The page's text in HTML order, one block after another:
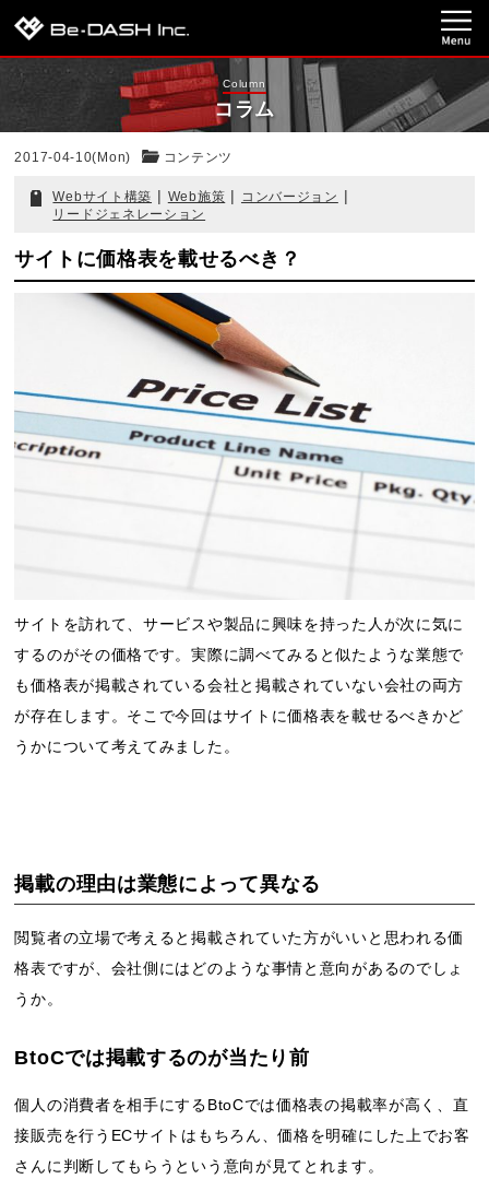
Column
コラム
2017-04-10(Mon) コンテンツ
Webサイト構築 | Web施策 | コンバージョン |
リードジェネレーション
サイトに価格表を載せるべき？
サイトを訪れて、サービスや製品に興味を持った人が次に気に
するのがその価格です。実際に調べてみると似たような業態で
も価格表が掲載されている会社と掲載されていない会社の両方
が存在します。そこで今回はサイトに価格表を載せるべきかど
うかについて考えてみました。
掲載の理由は業態によって異なる
閲覧者の立場で考えると掲載されていた方がいいと思われる価
格表ですが、会社側にはどのような事情と意向があるのでしょ
うか。
BtoCでは掲載するのが当たり前
個人の消費者を相手にするBtoCでは価格表の掲載率が高く、直
接販売を行うECサイトはもちろん、価格を明確にした上でお客
さんに判断してもらうという意向が見てとれます。